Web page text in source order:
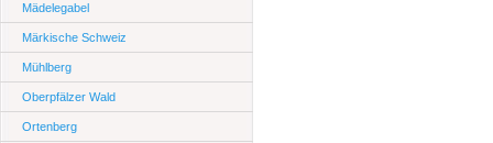
Mädelegabel
Märkische Schweiz
Mühlberg
Oberpfälzer Wald
Ortenberg